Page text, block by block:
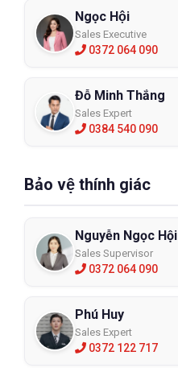
Ngọc Hội
Sales Executive
0372 064 090
Đỗ Minh Thắng
Sales Expert
0384 540 090
Bảo vệ thính giác
Nguyễn Ngọc Hội
Sales Supervisor
0372 064 090
Phú Huy
Sales Expert
0372 122 717